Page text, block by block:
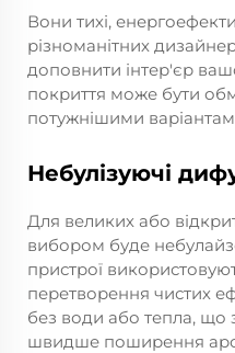
Вони тихі,
різноманітних
доповнити інтер'єр
покриття може бути
потужнішими
Небулізуючі
Для великих або
вибором буде
пристрої
перетворення чистих
без води або тепла, що
швидше поширення